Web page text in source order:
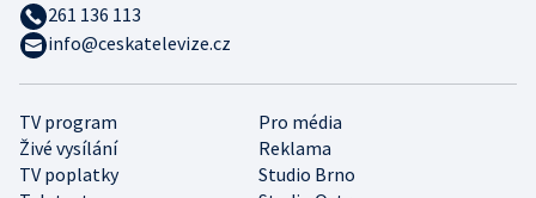
TV program
Pro média
Živé vysílání
Reklama
TV poplatky
Studio Brno
261 136 113
info@ceskatelevize.cz